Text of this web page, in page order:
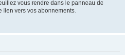
vous rendre dans le panneau de
lien vers vos abonnements.